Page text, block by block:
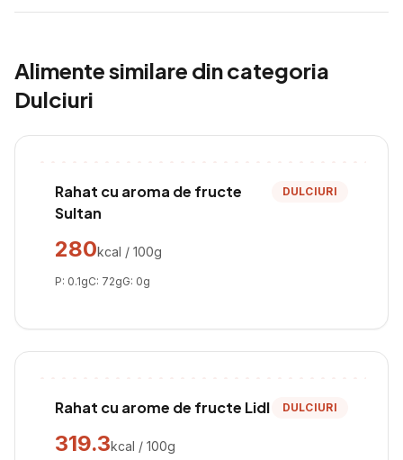
Alimente similare din categoria
Dulciuri
Rahat cu aroma de fructe
Sultan
DULCIURI
280kcal / 100g
P: 0.1gC: 72gG: 0g
Rahat cu arome de fructe Lidl DULCIURI
319.3kcal / 100g